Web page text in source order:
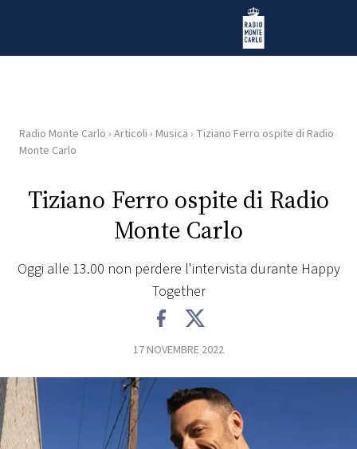
Radio Monte Carlo
HOME
RADIO
FOTO
CONCORSI
Radio Monte Carlo › Articoli › Musica › Tiziano Ferro ospite di Radio
Monte Carlo
Tiziano Ferro ospite di Radio
Monte Carlo
Oggi alle 13.00 non perdere l'intervista durante Happy
Together
17 NOVEMBRE 2022